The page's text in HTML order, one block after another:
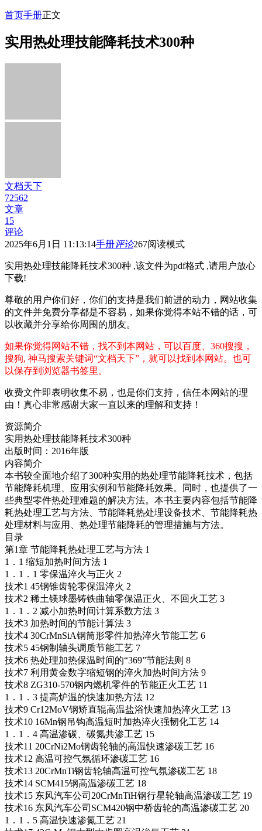
首页手册正文
实用热处理技能降耗技术300种
文档天下
72562
文章
15
评论
2025年6月1日 11:13:14手册评论267阅读模式
实用热处理技能降耗技术300种 ,该文件为pdf格式 ,请用户放心
下载!
尊敬的用户你们好，你们的支持是我们前进的动力，网站收集
的文件并免费分享都是不容易，如果你觉得本站不错的话，可
以收藏并分享给你周围的朋友。
如果你觉得网站不错，找不到本网站，可以百度、360搜搜，
搜狗, 神马搜索关键词“文档天下”，就可以找到本网站。也可
以保存到浏览器书签里。
收费文件即表明收集不易，也是你们支持，信任本网站的理
由！真心非常感谢大家一直以来的理解和支持！
资源简介
实用热处理技能降耗技术300种
出版时间：2016年版
内容简介
本书较全面地介绍了300种实用的热处理节能降耗技术，包括
节能降耗机理、应用实例和节能降耗效果。同时，也提供了一
些典型零件热处理难题的解决方法。本书主要内容包括节能降
耗热处理工艺与方法、节能降耗热处理设备技术、节能降耗热
处理材料与应用、热处理节能降耗的管理措施与方法。
目录
第1章 节能降耗热处理工艺与方法 1
1．1 缩短加热时间方法 1
1．1．1 零保温淬火与正火 2
技术1 45钢锥齿轮零保温淬火 2
技术2 稀土镁球墨铸铁曲轴零保温正火、不回火工艺 3
1．1．2 减小加热时间计算系数方法 3
技术3 加热时间的节能计算法 3
技术4 30CrMnSiA钢筒形零件加热淬火节能工艺 6
技术5 45钢制轴头调质节能工艺 7
技术6 热处理加热保温时间的“369”节能法则 8
技术7 利用黄金数字缩短钢的淬火加热时间方法 9
技术8 ZG310-570钢内燃机零件的节能正火工艺 11
1．1．3 提高炉温的快速加热方法 12
技术9 Cr12MoV钢矫直辊高温盐浴快速加热淬火工艺 13
技术10 16Mn钢吊钩高温短时加热淬火强韧化工艺 14
1．1．4 高温渗碳、碳氮共渗工艺 15
技术11 20CrNi2Mo钢齿轮轴的高温快速渗碳工艺 16
技术12 高温可控气氛循环渗碳工艺 16
技术13 20CrMnTi钢齿轮轴高温可控气氛渗碳工艺 18
技术14 SCM415钢高温渗碳工艺 18
技术15 东风汽车公司20CrMnTiH钢行星轮轴高温渗碳工艺 19
技术16 东风汽车公司SCM420钢中桥齿轮的高温渗碳工艺 20
1．1．5 高温快速渗氮工艺 21